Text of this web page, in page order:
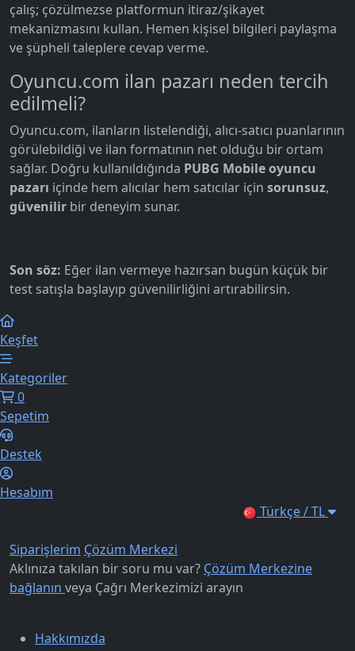
çalış; çözülmezse platformun itiraz/şikayet
mekanizmasını kullan. Hemen kişisel bilgileri paylaşma
ve şüpheli taleplere cevap verme.
Oyuncu.com ilan pazarı neden tercih
edilmeli?
Oyuncu.com, ilanların listelendiği, alıcı-satıcı puanlarının
görülebildiği ve ilan formatının net olduğu bir ortam
sağlar. Doğru kullanıldığında PUBG Mobile oyuncu
pazarı içinde hem alıcılar hem satıcılar için sorunsuz,
güvenilir bir deneyim sunar.
Son söz: Eğer ilan vermeye hazırsan bugün küçük bir
test satışla başlayıp güvenilirliğini artırabilirsin.
Keşfet
Kategoriler
0
Sepetim
Destek
Hesabım
Türkçe / TL
Siparişlerim Çözüm Merkezi
Aklınıza takılan bir soru mu var? Çözüm Merkezine
bağlanın veya Çağrı Merkezimizi arayın
Hakkımızda